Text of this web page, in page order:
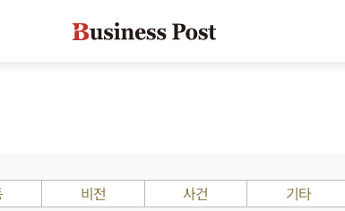
비전 사건 기타